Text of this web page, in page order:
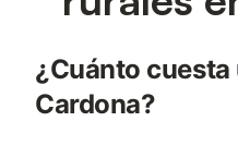
¿Cuánto
Cardona?